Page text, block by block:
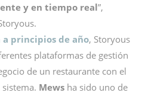
y en tiempo real”,
a principios de año, Storyous
plataformas de gestión
de un restaurante con el
Mews ha sido uno de